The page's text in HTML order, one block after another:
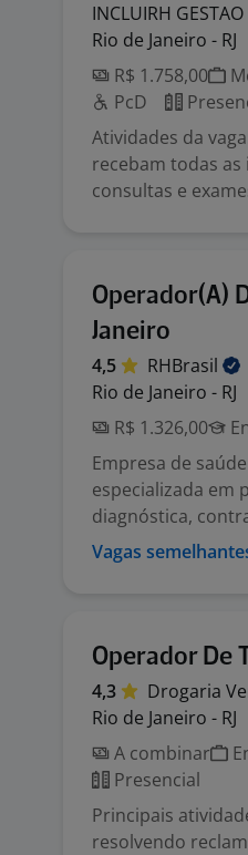
INCLUIRH GESTAO
Rio de Janeiro - RJ
R$ 1.758,00
PcD
Atividades da
recebam todas
consultas e
Operador(A)
Janeiro
4,5
RHBrasil
Rio de Janeiro - RJ
R$ 1.326,00
Empresa de
especializada em
diagnóstica,
Vagas
Operador De
4,3 Drogaria
Rio de Janeiro - RJ
A combinar
Presencial
Principais
resolvendo